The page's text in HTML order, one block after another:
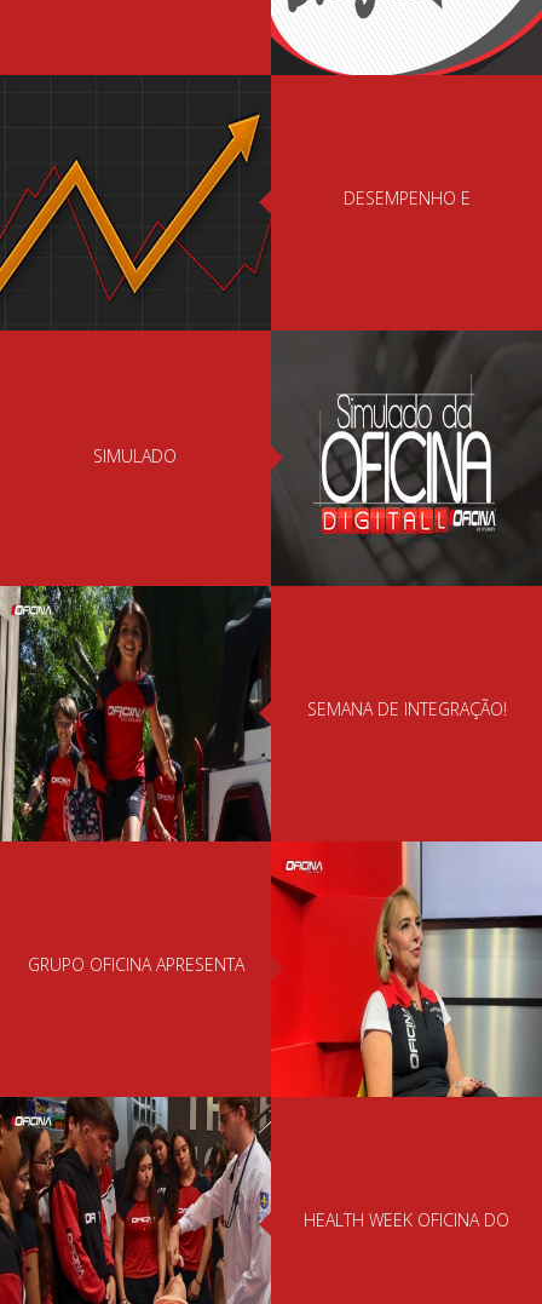
DESEMPENHO E
ESTATÍSTICA
SIMULADO
SEMANA DE INTEGRAÇÃO!
GRUPO OFICINA APRESENTA
NOVA CEO EDUCACIONAL:
HEALTH WEEK OFICINA DO